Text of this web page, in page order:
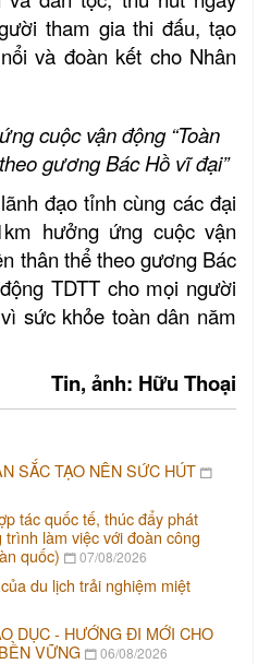
tham gia thi đấu, tạo
và đoàn kết cho Nhân
cuộc vận động “Toàn
gương Bác Hồ vĩ đại”
đạo tỉnh cùng các đại
hưởng ứng cuộc vận
thân thể theo gương Bác
TDTT cho mọi người
sức khỏe toàn dân năm
Tin, ảnh: Hữu Thoại
SẮC TẠO NÊN SỨC HÚT
tác quốc tế, thúc đẩy phát
làm việc với đoàn công
quốc)
07/08/2026
du lịch trải nghiệm miệt
DỤC - HƯỚNG ĐI MỚI CHO
VỮNG
06/08/2026